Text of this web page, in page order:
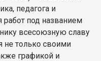
педагога и
работ под названием
всесоюзную славу
не только своими
графикой и